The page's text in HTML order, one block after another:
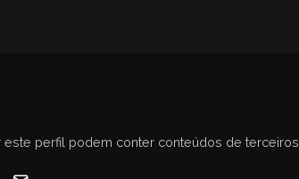
perfil podem conter conteúdos de terceiros.